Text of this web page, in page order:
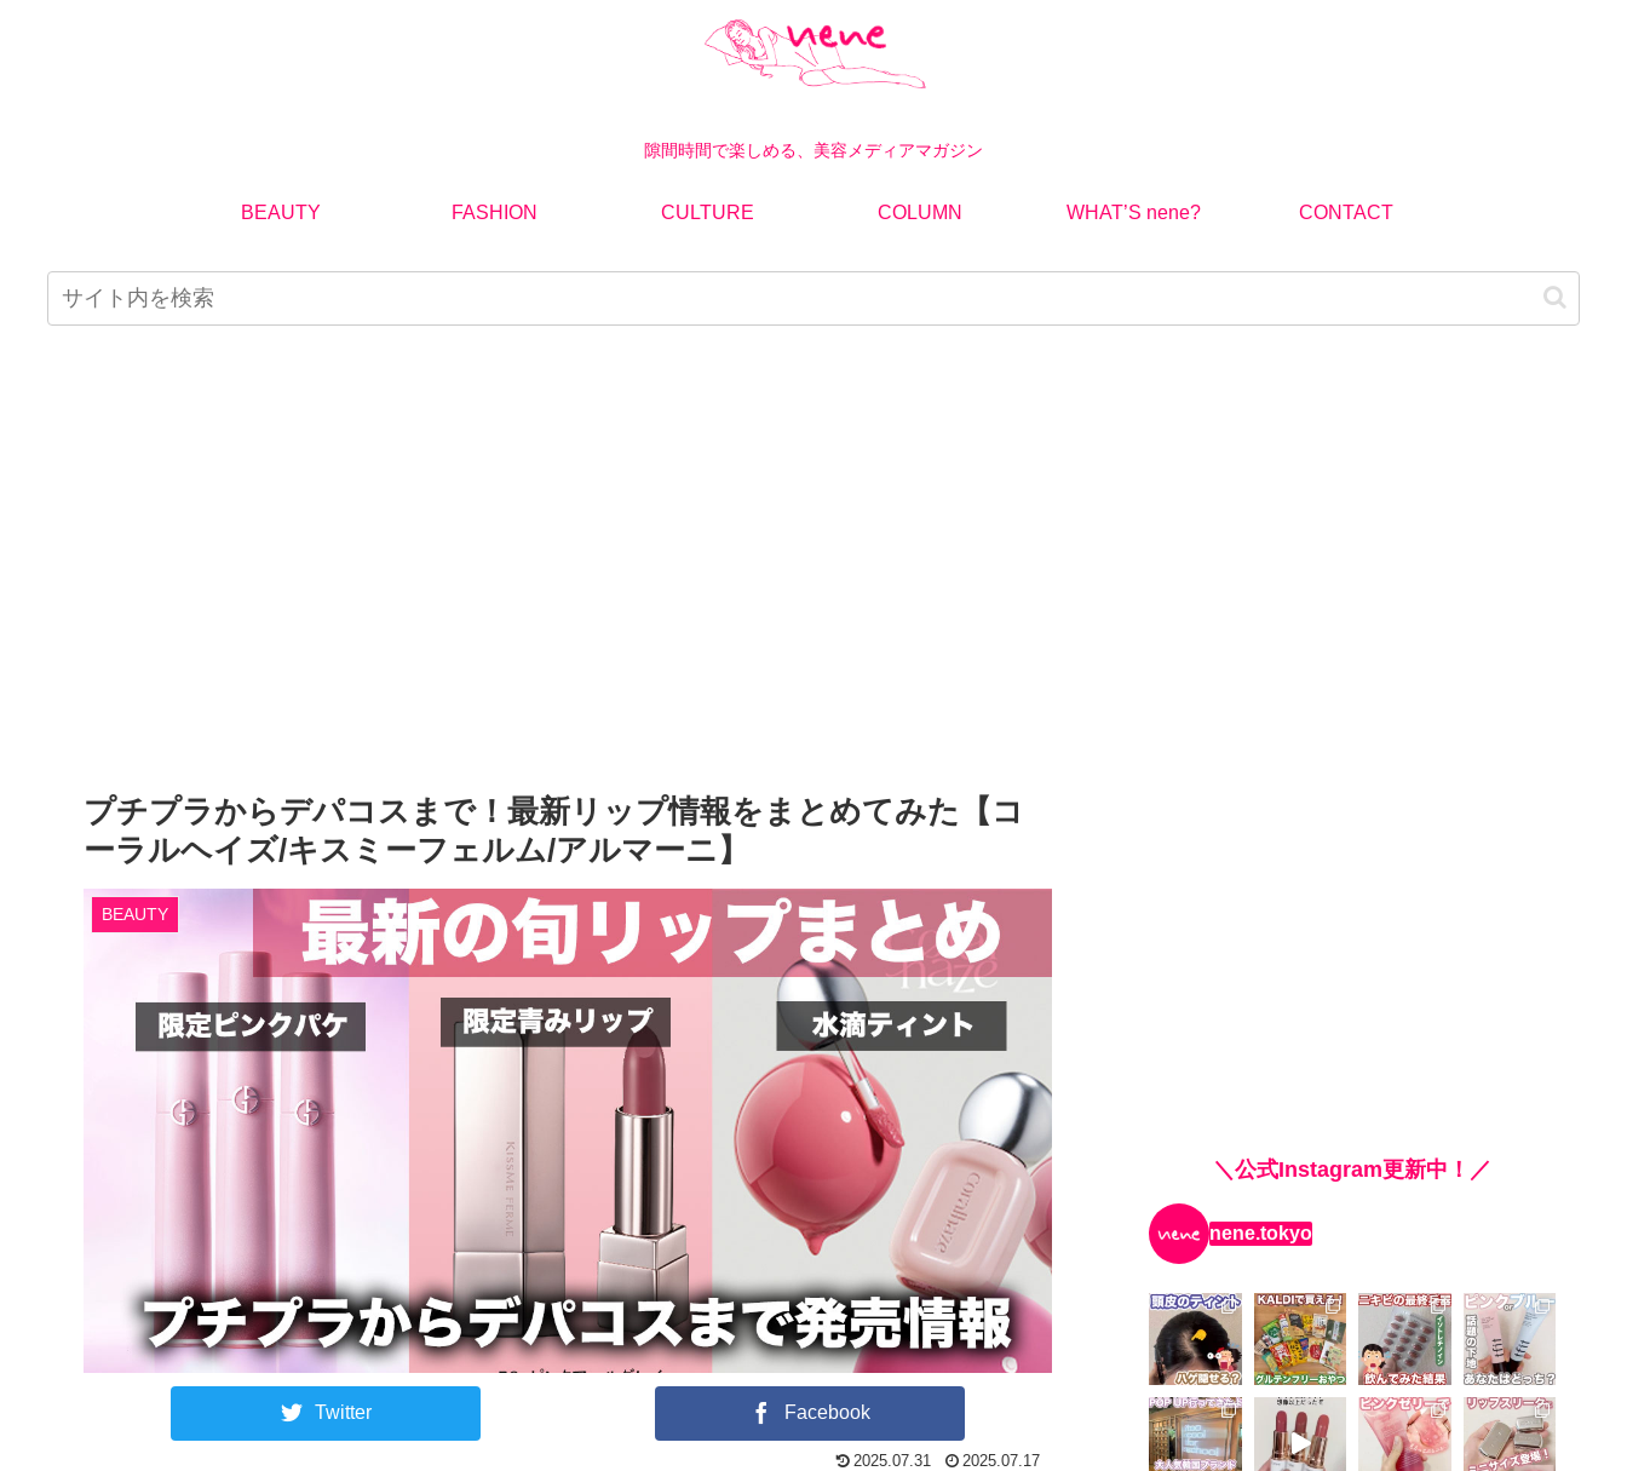
隙間時間で楽しめる、美容メディアマガジン
BEAUTY FASHION CULTURE COLUMN WHAT’S nene? CONTACT
プチプラからデパコスまで！最新リップ情報をまとめてみた【コ
ーラルヘイズ/キスミーフェルム/アルマーニ】
BEAUTY
Twitter Facebook
2025.07.31 2025.07.17
＼公式Instagram更新中！／
nene.tokyo